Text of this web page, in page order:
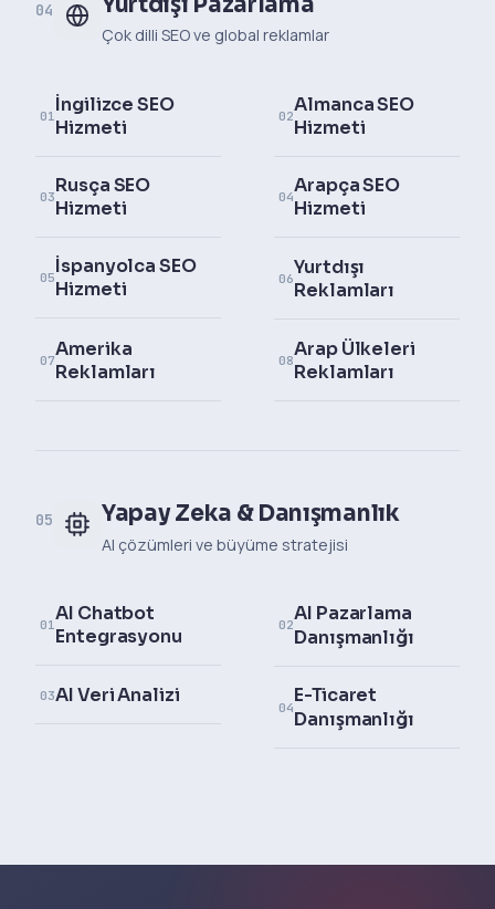
04
Çok dilli SEO ve global reklamlar
01 İngilizce SEO
Hizmeti
02Almanca SEO
Hizmeti
03Rusça SEO
Hizmeti
04Arapça SEO
Hizmeti
05İspanyolca SEO
Hizmeti
06Yurtdışı
Reklamları
07Amerika
Reklamları
08Arap Ülkeleri
Reklamları
05 Yapay Zeka & Danışmanlık
AI çözümleri ve büyüme stratejisi
01 AI Chatbot
Entegrasyonu
02
AI Pazarlama
Danışmanlığı
03AI Veri Analizi
04
E-Ticaret
Danışmanlığı